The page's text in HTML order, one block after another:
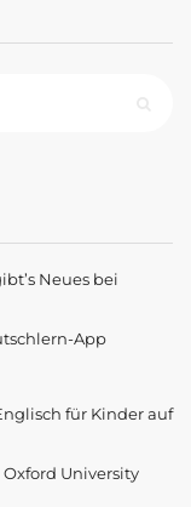
Neues bei
App
für Kinder auf
University